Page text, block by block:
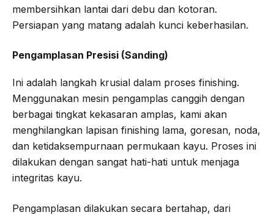
membersihkan lantai dari debu dan kotoran.
Persiapan yang matang adalah kunci keberhasilan.
Pengamplasan Presisi (Sanding)
Ini adalah langkah krusial dalam proses finishing.
Menggunakan mesin pengamplas canggih dengan
berbagai tingkat kekasaran amplas, kami akan
menghilangkan lapisan finishing lama, goresan, noda,
dan ketidaksempurnaan permukaan kayu. Proses ini
dilakukan dengan sangat hati-hati untuk menjaga
integritas kayu.
Pengamplasan dilakukan secara bertahap, dari